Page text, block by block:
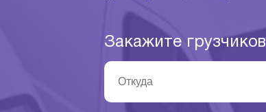
Закажите грузчиков